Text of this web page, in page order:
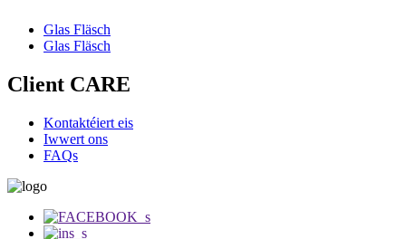
Glas Fläsch
Glas Fläsch
Client CARE
Kontaktéiert eis
Iwwert ons
FAQs